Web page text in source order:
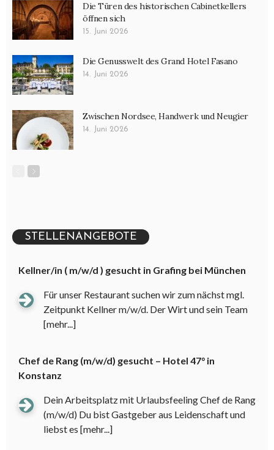
Die Türen des historischen Cabinetkellers
öffnen sich
15. Juni 2026
Die Genusswelt des Grand Hotel Fasano
14. Juni 2026
Zwischen Nordsee, Handwerk und Neugier
14. Juni 2026
STELLENANGEBOTE
Kellner/in ( m/w/d ) gesucht in Grafing bei München
Für unser Restaurant suchen wir zum nächst mgl.
Zeitpunkt Kellner m/w/d. Der Wirt und sein Team
[mehr...]
Chef de Rang (m/w/d) gesucht – Hotel 47° in
Konstanz
Dein Arbeitsplatz mit Urlaubsfeeling Chef de Rang
(m/w/d) Du bist Gastgeber aus Leidenschaft und
liebst es [mehr...]